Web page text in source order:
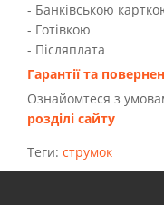
- Банківською
- Готівкою
- Післяплата
Гарантії та
Ознайомтеся з
розділі сайту
Теги: струмок